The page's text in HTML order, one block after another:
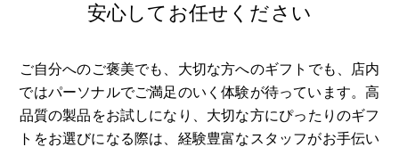
安心してお任せください
ご自分へのご褒美でも、大切な方へのギフトでも、店内
ではパーソナルでご満足のいく体験が待っています。高
品質の製品をお試しになり、大切な方にぴったりのギフ
トをお選びになる際は、経験豊富なスタッフがお手伝い